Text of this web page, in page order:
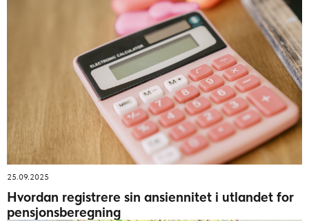
25.09.2025
Hvordan registrere sin ansiennitet i utlandet for
pensjonsberegning